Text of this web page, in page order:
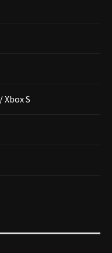
Xbox S